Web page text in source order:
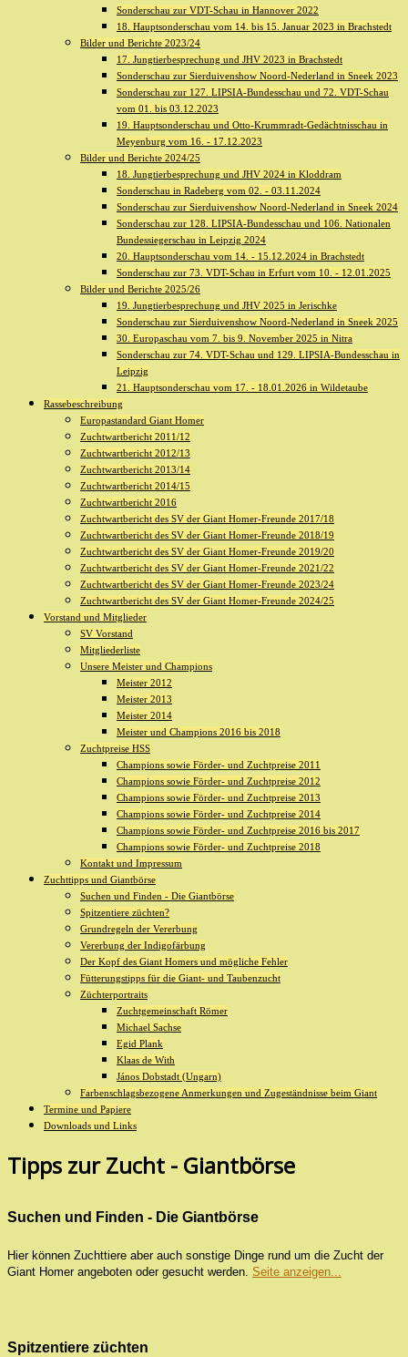
Sonderschau zur VDT-Schau in Hannover 2022
18. Hauptsonderschau vom 14. bis 15. Januar 2023 in Brachstedt
Bilder und Berichte 2023/24
17. Jungtierbesprechung und JHV 2023 in Brachstedt
Sonderschau zur Sierduivenshow Noord-Nederland in Sneek 2023
Sonderschau zur 127. LIPSIA-Bundesschau und 72. VDT-Schau
vom 01. bis 03.12.2023
19. Hauptsonderschau und Otto-Krummradt-Gedächtnisschau in
Meyenburg vom 16. - 17.12.2023
Bilder und Berichte 2024/25
18. Jungtierbesprechung und JHV 2024 in Kloddram
Sonderschau in Radeberg vom 02. - 03.11.2024
Sonderschau zur Sierduivenshow Noord-Nederland in Sneek 2024
Sonderschau zur 128. LIPSIA-Bundesschau und 106. Nationalen
Bundessiegerschau in Leipzig 2024
20. Hauptsonderschau vom 14. - 15.12.2024 in Brachstedt
Sonderschau zur 73. VDT-Schau in Erfurt vom 10. - 12.01.2025
Bilder und Berichte 2025/26
19. Jungtierbesprechung und JHV 2025 in Jerischke
Sonderschau zur Sierduivenshow Noord-Nederland in Sneek 2025
30. Europaschau vom 7. bis 9. November 2025 in Nitra
Sonderschau zur 74. VDT-Schau und 129. LIPSIA-Bundesschau in
Leipzig
21. Hauptsonderschau vom 17. - 18.01.2026 in Wildetaube
Rassebeschreibung
Europastandard Giant Homer
Zuchtwartbericht 2011/12
Zuchtwartbericht 2012/13
Zuchtwartbericht 2013/14
Zuchtwartbericht 2014/15
Zuchtwartbericht 2016
Zuchtwartbericht des SV der Giant Homer-Freunde 2017/18
Zuchtwartbericht des SV der Giant Homer-Freunde 2018/19
Zuchtwartbericht des SV der Giant Homer-Freunde 2019/20
Zuchtwartbericht des SV der Giant Homer-Freunde 2021/22
Zuchtwartbericht des SV der Giant Homer-Freunde 2023/24
Zuchtwartbericht des SV der Giant Homer-Freunde 2024/25
Vorstand und Mitglieder
SV Vorstand
Mitgliederliste
Unsere Meister und Champions
Meister 2012
Meister 2013
Meister 2014
Meister und Champions 2016 bis 2018
Zuchtpreise HSS
Champions sowie Förder- und Zuchtpreise 2011
Champions sowie Förder- und Zuchtpreise 2012
Champions sowie Förder- und Zuchtpreise 2013
Champions sowie Förder- und Zuchtpreise 2014
Champions sowie Förder- und Zuchtpreise 2016 bis 2017
Champions sowie Förder- und Zuchtpreise 2018
Kontakt und Impressum
Zuchttipps und Giantbörse
Suchen und Finden - Die Giantbörse
Spitzentiere züchten?
Grundregeln der Vererbung
Vererbung der Indigofärbung
Der Kopf des Giant Homers und mögliche Fehler
Fütterungstipps für die Giant- und Taubenzucht
Züchterportraits
Zuchtgemeinschaft Römer
Michael Sachse
Egid Plank
Klaas de With
János Dobstadt (Ungarn)
Farbenschlagsbezogene Anmerkungen und Zugeständnisse beim Giant
Termine und Papiere
Downloads und Links
Tipps zur Zucht - Giantbörse
Suchen und Finden - Die Giantbörse
Hier können Zuchttiere aber auch sonstige Dinge rund um die Zucht der
Giant Homer angeboten oder gesucht werden. Seite anzeigen...
Spitzentiere züchten